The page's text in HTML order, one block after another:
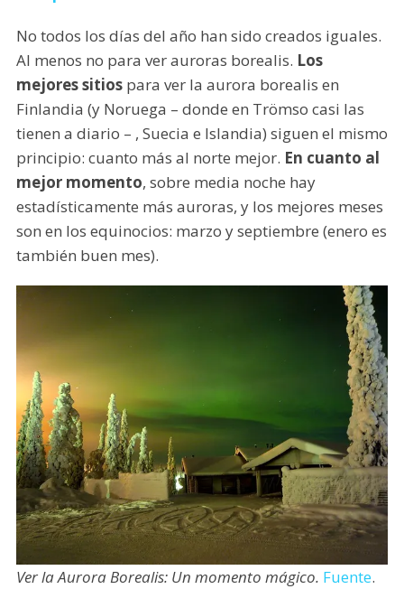
No todos los días del año han sido creados iguales.
Al menos no para ver auroras borealis. Los
mejores sitiospara ver la aurora borealis en
Finlandia (y Noruega – donde en Trömso casi las
tienen a diario – , Suecia e Islandia) siguen el mismo
principio: cuanto más al norte mejor. En cuanto al
mejor momento, sobre media noche hay
estadísticamente más auroras, y los mejores meses
son en los equinocios: marzo y septiembre (enero es
también buen mes).
Ver la Aurora Borealis: Un momento mágico. Fuente.